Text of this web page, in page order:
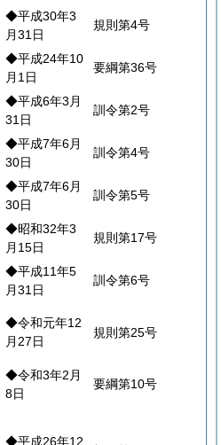
◆平成30年3
月31日
規則第4号
◆平成24年10
月1日
要綱第36号
◆平成6年3月
31日
訓令第2号
◆平成7年6月
30日
訓令第4号
◆平成7年6月
30日
訓令第5号
◆昭和32年3
月15日
規則第17号
◆平成11年5
月31日
訓令第6号
◆令和元年12
月27日
規則第25号
◆令和3年2月
8日
要綱第10号
◆平成26年12